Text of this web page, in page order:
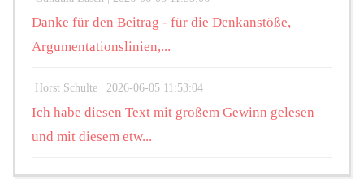
Danke für den Beitrag - für die Denkanstöße,
Argumentationslinien,...
Horst Schulte | 2026-06-05 11:53:04
Ich habe diesen Text mit großem Gewinn gelesen –
und mit diesem etw...